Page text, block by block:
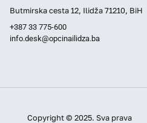
Butmirska cesta 12, Ilidža 71210, BiH
+387 33 775-600
info.desk@opcinailidza.ba
Copyright © 2025. Sva prava